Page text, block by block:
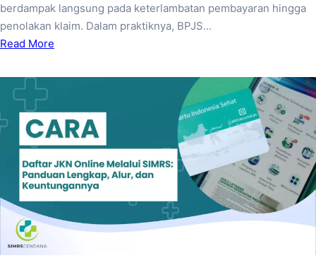
berdampak langsung pada keterlambatan pembayaran hingga
penolakan klaim. Dalam praktiknya, BPJS…
Read More